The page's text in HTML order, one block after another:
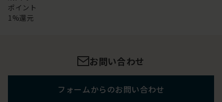
ポイント
1%還元
お問い合わせ
フォームからのお問い合わせ